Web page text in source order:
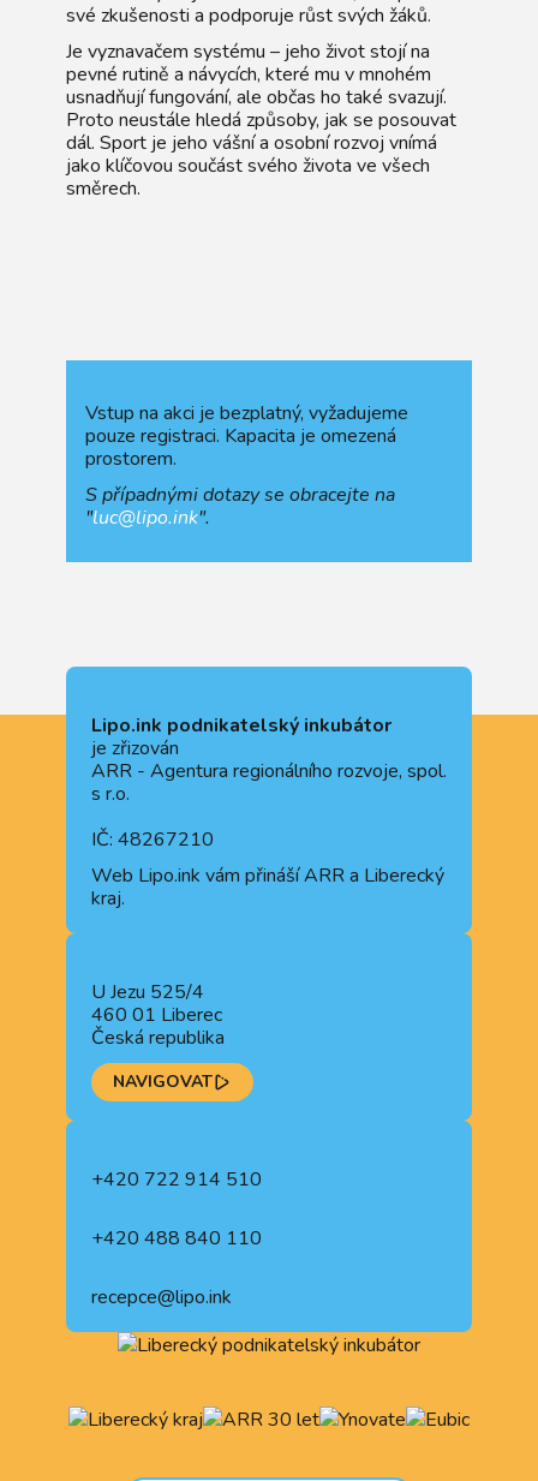
své zkušenosti a podporuje růst svých žáků.
Je vyznavačem systému – jeho život stojí na
pevné rutině a návycích, které mu v mnohém
usnadňují fungování, ale občas ho také svazují.
Proto neustále hledá způsoby, jak se posouvat
dál. Sport je jeho vášní a osobní rozvoj vnímá
jako klíčovou součást svého života ve všech
směrech.
Vstup na akci je bezplatný, vyžadujeme
pouze registraci. Kapacita je omezená
prostorem.
S případnými dotazy se obracejte na
"luc@lipo.ink".
Lipo.ink podnikatelský inkubátor
je zřizován
ARR - Agentura regionálního rozvoje, spol.
s r.o.
IČ: 48267210
Web Lipo.ink vám přináší ARR a Liberecký
kraj.
U Jezu 525/4
460 01 Liberec
Česká republika
NAVIGOVAT
+420 722 914 510
+420 488 840 110
recepce@lipo.ink